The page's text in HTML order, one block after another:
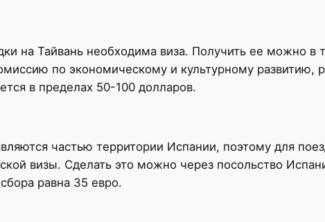
на Тайвань необходима виза. Получить ее можно
по экономическому и культурному
в пределах 50-100 долларов.
частью территории Испании, поэтому для
визы. Сделать это можно через посольство
равна 35 евро.